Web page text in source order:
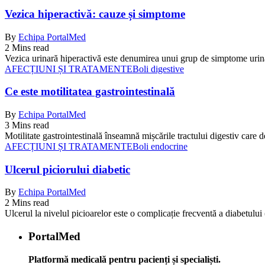
Vezica hiperactivă: cauze și simptome
By Echipa PortalMed
2 Mins read
Vezica urinară hiperactivă este denumirea unui grup de simptome
AFECȚIUNI ȘI TRATAMENTEBoli digestive
Ce este motilitatea gastrointestinală
By Echipa PortalMed
3 Mins read
Motilitate gastrointestinală înseamnă mișcările tractului digestiv
AFECȚIUNI ȘI TRATAMENTEBoli endocrine
Ulcerul piciorului diabetic
By Echipa PortalMed
2 Mins read
Ulcerul la nivelul picioarelor este o complicație frecventă a
PortalMed
Platformă medicală pentru pacienți și specialiști.